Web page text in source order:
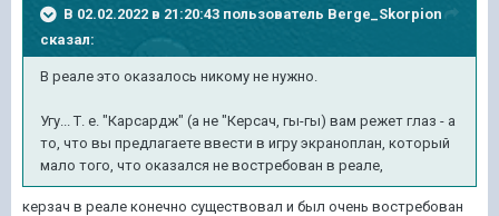
В 02.02.2022 в 21:20:43 пользователь Berge_Skorpion
сказал:
В реале это оказалось никому не нужно.
Угу... Т. е. "Карсардж" (а не "Керсач, гы-гы) вам режет глаз - а
то, что вы предлагаете ввести в игру экраноплан, который
мало того, что оказался не востребован в реале,
керзач в реале конечно существовал и был очень востребован